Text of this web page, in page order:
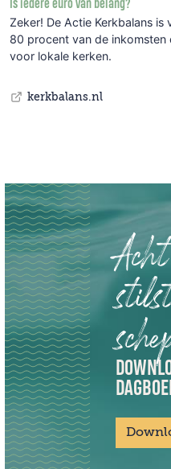
Is iedere euro van belang?
Zeker! De Actie Kerkbalans
80 procent van de inkomsten
voor lokale kerken.
kerkbalans.nl